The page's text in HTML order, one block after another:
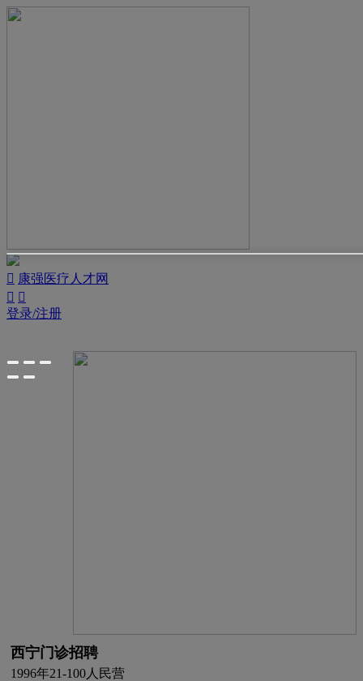
 康强医疗人才网
 
登录/注册
西宁门诊招聘
1996年21-100人 民营